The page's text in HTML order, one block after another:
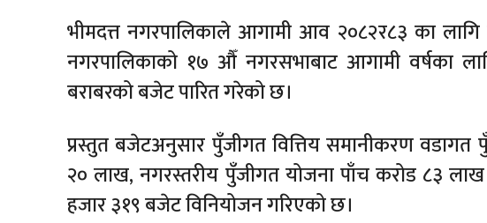
भीमदत्त नगरपालिकाले आगामी आव २०८२र८३ का लागि
नगरपालिकाको १७ औँ नगरसभाबाट आगामी वर्षका
बराबरको बजेट पारित गरेको छ।
प्रस्तुत बजेटअनुसार पुँजीगत वित्तिय समानीकरण
२० लाख, नगरस्तरीय पुँजीगत योजना पाँच करोड ८३
हजार ३१९ बजेट विनियोजन गरिएको छ।